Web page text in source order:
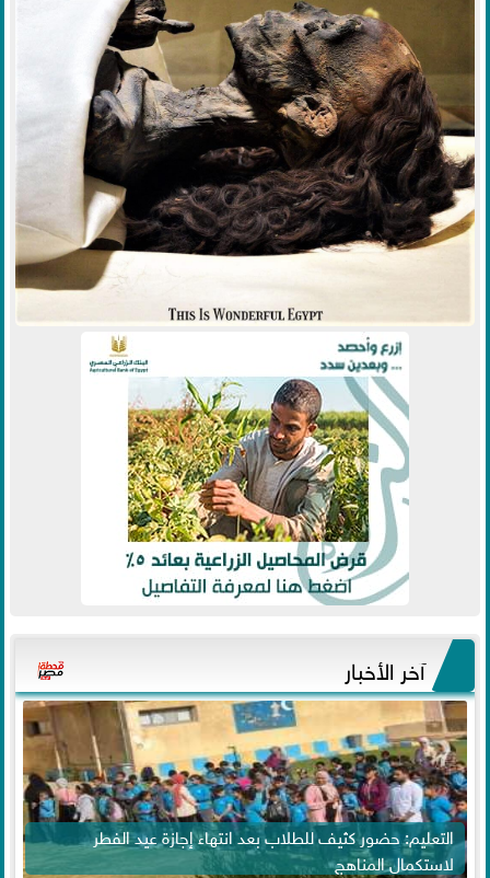
آخر الأخبار
التعليم: حضور كثيف للطلاب بعد انتهاء إجازة عيد الفطر
لاستكمال المناهج